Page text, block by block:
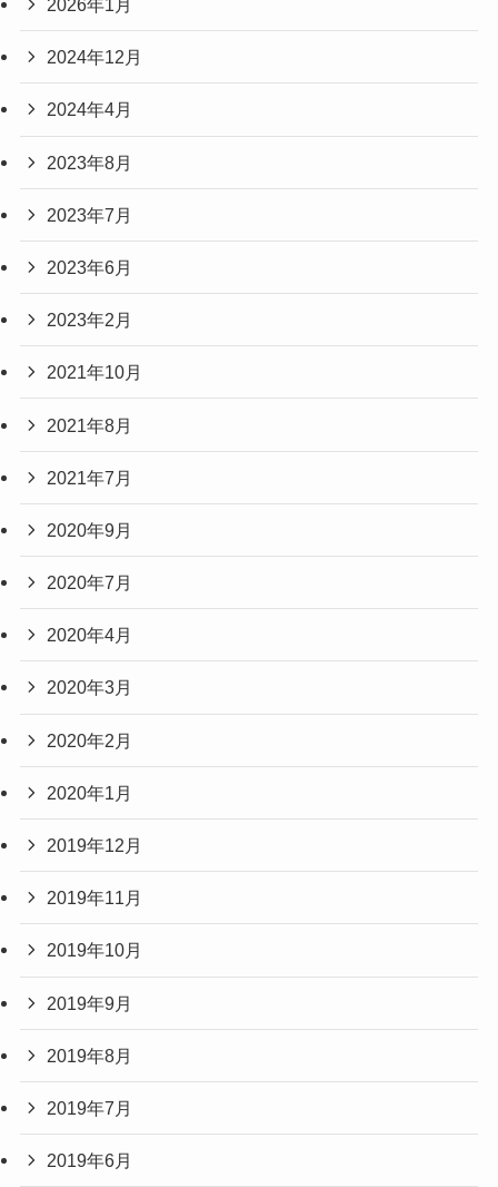
2026年1月
2024年12月
2024年4月
2023年8月
2023年7月
2023年6月
2023年2月
2021年10月
2021年8月
2021年7月
2020年9月
2020年7月
2020年4月
2020年3月
2020年2月
2020年1月
2019年12月
2019年11月
2019年10月
2019年9月
2019年8月
2019年7月
2019年6月